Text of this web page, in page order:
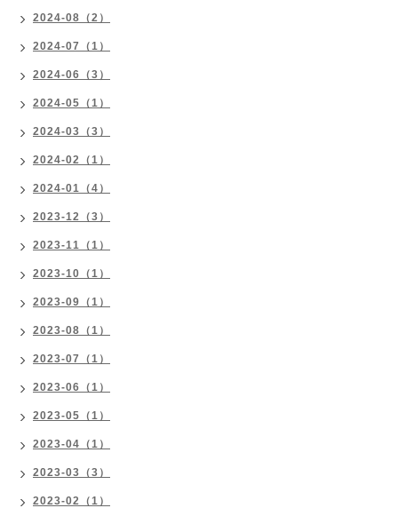
2024-08（2）
2024-07（1）
2024-06（3）
2024-05（1）
2024-03（3）
2024-02（1）
2024-01（4）
2023-12（3）
2023-11（1）
2023-10（1）
2023-09（1）
2023-08（1）
2023-07（1）
2023-06（1）
2023-05（1）
2023-04（1）
2023-03（3）
2023-02（1）